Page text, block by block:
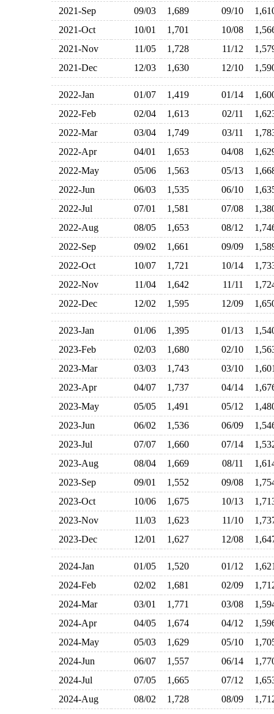
2021-Sep 09/03 1,689 09/10
2021-Oct
10/01 1,701 10/08
2021-Nov
11/05 1,728 11/12
2021-Dec
12/03 1,630 12/10
2022-Jan 01/07 1,419 01/14
2022-Feb
02/04 1,613 02/11
2022-Mar
03/04 1,749 03/11
2022-Apr
04/01 1,653 04/08
2022-May
05/06 1,563 05/13
2022-Jun
06/03 1,535 06/10
2022-Jul
07/01 1,581 07/08
2022-Aug
08/05 1,653 08/12
2022-Sep
09/02 1,661 09/09
2022-Oct
10/07 1,721 10/14
2022-Nov
11/04 1,642 11/11
2022-Dec
12/02 1,595 12/09
2023-Jan 01/06 1,395 01/13
2023-Feb
02/03 1,680 02/10
2023-Mar
03/03 1,743 03/10
2023-Apr
04/07 1,737 04/14
2023-May
05/05 1,491 05/12
2023-Jun
06/02 1,536 06/09
2023-Jul
07/07 1,660 07/14
2023-Aug
08/04 1,669 08/11
2023-Sep
09/01 1,552 09/08
2023-Oct
10/06 1,675 10/13
2023-Nov
11/03 1,623 11/10
2023-Dec
12/01 1,627 12/08
2024-Jan 01/05 1,520 01/12
2024-Feb
02/02 1,681 02/09
2024-Mar
03/01 1,771 03/08
2024-Apr
04/05 1,674 04/12
2024-May
05/03 1,629 05/10
2024-Jun
06/07 1,557 06/14
2024-Jul
07/05 1,665 07/12
2024-Aug
08/02 1,728 08/09